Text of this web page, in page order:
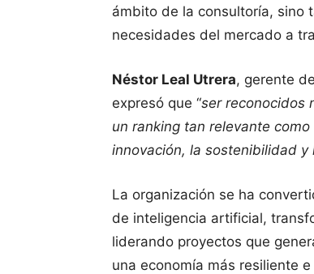
ámbito de la consultoría, sino
necesidades del mercado a
Néstor Leal Utrera, gerente
expresó que “ser reconocidos
un ranking tan relevante
innovación, la sostenibilidad
La organización se ha
de inteligencia artificial,
liderando proyectos que
una economía más resiliente